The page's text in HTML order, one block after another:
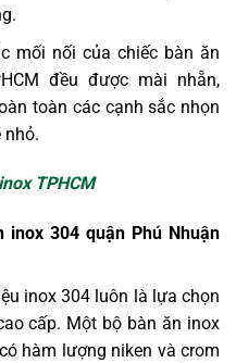
mối nối của chiếc bàn ăn
đều được mài nhẵn,
toàn các cạnh sắc nhọn
nhỏ.
TPHCM
304 quận Phú Nhuận
inox 304 luôn là lựa chọn
cấp. Một bộ bàn ăn inox
hàm lượng niken và crom